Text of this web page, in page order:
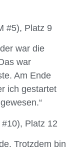
#5), Platz 9
war die
war
Am Ende
ich gestartet
Platz 12
Trotzdem bin